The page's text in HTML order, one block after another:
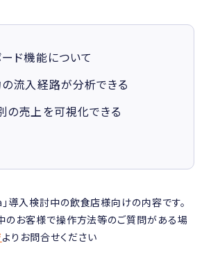
ド機能について
の流入経路が分析できる
の売上を可視化できる
導入検討中の飲食店様向けの内容です。
のお客様で操作方法等のご質問がある場
よりお問合せください